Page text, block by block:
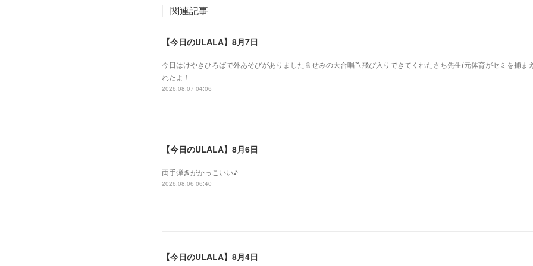
関連記事
【今日のULALA】8月7日
今日はけやきひろばで外あそびがありました🚿せみの大合唱〽飛び入りできてくれたさち先生(元体育がセミを捕ま
れたよ！
2026.08.07 04:06
【今日のULALA】8月6日
両手弾きがかっこいい♪
2026.08.06 06:40
【今日のULALA】8月4日